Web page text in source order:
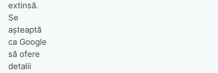
extinsă.
Se
așteaptă
ca Google
să ofere
detalii